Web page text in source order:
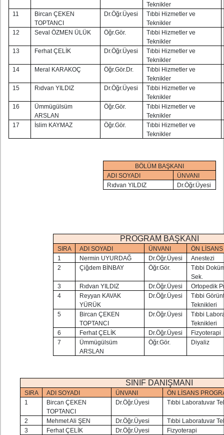
Teknikler
11
Bircan ÇEKEN
TOPTANCI
Dr.Öğr.Üyesi
Tıbbi Hizmetler ve
Teknikler
12
Seval ÖZMEN ÜLÜK Öğr.Gör.
Tıbbi Hizmetler ve
Teknikler
13
Ferhat ÇELİK Dr.Öğr.Üyesi
Tıbbi Hizmetler ve
Teknikler
14
Meral KARAKOÇ Öğr.Gör.Dr.
Tıbbi Hizmetler ve
Teknikler
15
Rıdvan YILDIZ Dr.Öğr.Üyesi
Tıbbi Hizmetler ve
Teknikler
16
Ümmügülsüm
ARSLAN
Öğr.Gör.
Tıbbi Hizmetler ve
Teknikler
17
İslim KAYMAZ Öğr.Gör.
Tıbbi Hizmetler ve
Teknikler
BÖLÜM BAŞKANI
ADI SOYADI
ÜNVANI
Rıdvan YILDIZ
Dr.Öğr.Üyesi
PROGRAM BAŞKANI
SIRA ADI SOYADI ÜNVANI
ÖN
1
Nermin UYURDAĞ Dr.Öğr.Üyesi
Anestezi
2
Çiğdem BİNBAY Öğr.Gör.
Tıbbi
Sek.
3
Rıdvan YILDIZ Dr.Öğr.Üyesi
Ortopedik
4
Reyyan KAVAK
YÜRÜK
Dr.Öğr.Üyesi
Tıbbi
Teknikleri
5
Bircan ÇEKEN
TOPTANCI
Dr.Öğr.Üyesi
Tıbbi
Teknikleri
6
Ferhat ÇELİK Dr.Öğr.Üyesi
Fizyoterapi
7
Ümmügülsüm
ARSLAN
Öğr.Gör. Diyaliz
SINIF DANIŞMANI
SIRA ADI SOYADI ÜNVANI
ÖN LİSANS
1
Bircan ÇEKEN
TOPTANCI
Dr.Öğr.Üyesi Tıbbi Laboratuvar
2 Mehmet Ali ŞEN Dr.Öğr.Üyesi
Tıbbi Laboratuvar
3
Ferhat ÇELİK Dr.Öğr.Üyesi
Fizyoterapi